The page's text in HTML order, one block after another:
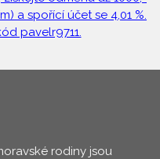
a spořící účet se 4,01 %.
pavelr9711.
rodiny jsou